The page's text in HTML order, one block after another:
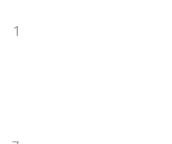
1